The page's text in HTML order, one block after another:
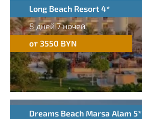
Long Beach Resort 4*
8 дней 7 ночей
от 3550 BYN
Dreams Beach Marsa Alam 5*